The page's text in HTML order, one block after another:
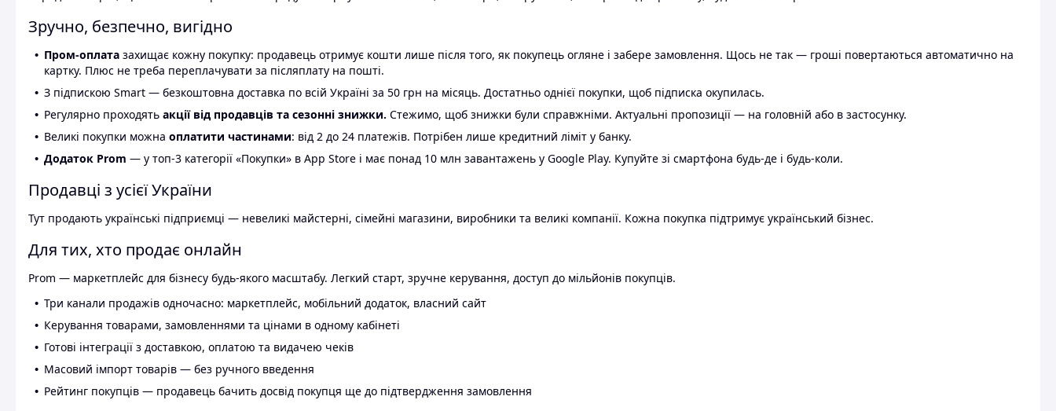
Зручно, безпечно, вигідно
Пром-оплата захищає кожну покупку: продавець отримує кошти лише після того, як покупець огляне і забере замовлення. Щось не так — гроші повертаються автоматично на
картку. Плюс не треба переплачувати за післяплату на пошті.
З підпискою Smart — безкоштовна доставка по всій Україні за 50 грн на місяць. Достатньо однієї покупки, щоб підписка окупилась.
Регулярно проходять акції від продавців та сезонні знижки. Стежимо, щоб знижки були справжніми. Актуальні пропозиції — на головній або в застосунку.
Великі покупки можна оплатити частинами: від 2 до 24 платежів. Потрібен лише кредитний ліміт у банку.
Додаток Prom — у топ-3 категорії «Покупки» в App Store і має понад 10 млн завантажень у Google Play. Купуйте зі смартфона будь-де і будь-коли.
Продавці з усієї України
Тут продають українські підприємці — невеликі майстерні, сімейні магазини, виробники та великі компанії. Кожна покупка підтримує український бізнес.
Для тих, хто продає онлайн
Prom — маркетплейс для бізнесу будь-якого масштабу. Легкий старт, зручне керування, доступ до мільйонів покупців.
Три канали продажів одночасно: маркетплейс, мобільний додаток, власний сайт
Керування товарами, замовленнями та цінами в одному кабінеті
Готові інтеграції з доставкою, оплатою та видачею чеків
Масовий імпорт товарів — без ручного введення
Рейтинг покупців — продавець бачить досвід покупця ще до підтвердження замовлення